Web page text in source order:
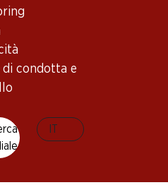
di condotta e